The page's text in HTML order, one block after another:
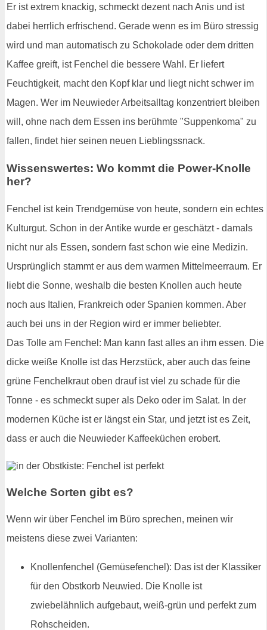
Er ist extrem knackig, schmeckt dezent nach Anis und ist
dabei herrlich erfrischend. Gerade wenn es im Büro stressig
wird und man automatisch zu Schokolade oder dem dritten
Kaffee greift, ist Fenchel die bessere Wahl. Er liefert
Feuchtigkeit, macht den Kopf klar und liegt nicht schwer im
Magen. Wer im Neuwieder Arbeitsalltag konzentriert bleiben
will, ohne nach dem Essen ins berühmte "Suppenkoma" zu
fallen, findet hier seinen neuen Lieblingssnack.
Wissenswertes: Wo kommt die Power-Knolle
her?
Fenchel ist kein Trendgemüse von heute, sondern ein echtes
Kulturgut. Schon in der Antike wurde er geschätzt - damals
nicht nur als Essen, sondern fast schon wie eine Medizin.
Ursprünglich stammt er aus dem warmen Mittelmeerraum. Er
liebt die Sonne, weshalb die besten Knollen auch heute
noch aus Italien, Frankreich oder Spanien kommen. Aber
auch bei uns in der Region wird er immer beliebter.
Das Tolle am Fenchel: Man kann fast alles an ihm essen. Die
dicke weiße Knolle ist das Herzstück, aber auch das feine
grüne Fenchelkraut oben drauf ist viel zu schade für die
Tonne - es schmeckt super als Deko oder im Salat. In der
modernen Küche ist er längst ein Star, und jetzt ist es Zeit,
dass er auch die Neuwieder Kaffeeküchen erobert.
Welche Sorten gibt es?
Wenn wir über Fenchel im Büro sprechen, meinen wir
meistens diese zwei Varianten:
Knollenfenchel (Gemüsefenchel): Das ist der Klassiker
für den Obstkorb Neuwied. Die Knolle ist
zwiebelähnlich aufgebaut, weiß-grün und perfekt zum
Rohscheiden.